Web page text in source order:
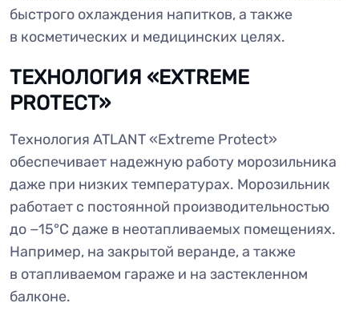
быстрого охлаждения напитков, а также
в косметических и медицинских целях.
ТЕХНОЛОГИЯ «EXTREME
PROTECT»
Технология ATLANT «Extreme Protect»
обеспечивает надежную работу морозильника
даже при низких температурах. Морозильник
работает с постоянной производительностью
до −15°C даже в неотапливаемых помещениях.
Например, на закрытой веранде, а также
в отапливаемом гараже и на застекленном
балконе.